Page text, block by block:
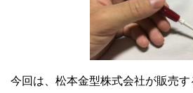
今回は、松本金型株式会社が販売